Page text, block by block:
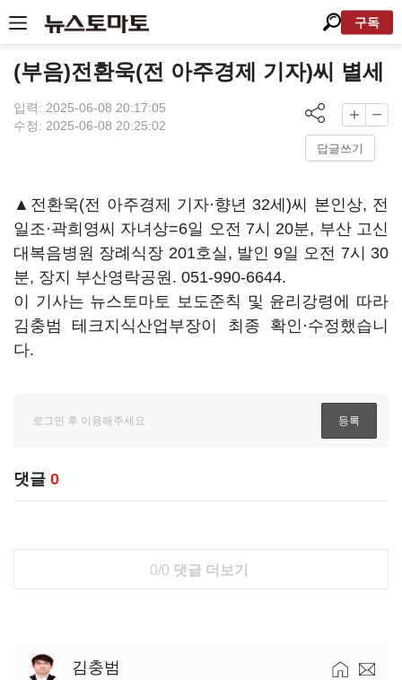
구독
(부음)전환욱(전 아주경제 기자)씨 별세
입력: 2025-06-08 20:17:05
수정: 2025-06-08 20:25:02
답글쓰기
▲전환욱(전 아주경제 기자·향년 32세)씨 본인상, 전
일조·곽희영씨 자녀상=6일 오전 7시 20분, 부산 고신
대복음병원 장례식장 201호실, 발인 9일 오전 7시 30
분, 장지 부산영락공원. 051-990-6644.
이 기사는 뉴스토마토 보도준칙 및 윤리강령에 따라
김충범 테크지식산업부장이 최종 확인·수정했습니
다.
댓글 0
0/0 댓글 더보기
김충범